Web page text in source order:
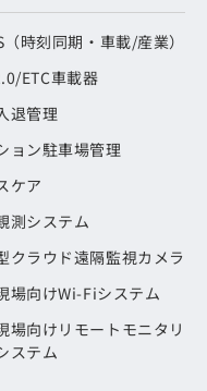
（時刻同期・車載/産業）
ETC車載器
退管理
ョン駐車場管理
ケア
測システム
クラウド遠隔監視カメラ
場向けWi-Fiシステム
場向けリモートモニタリ
ステム